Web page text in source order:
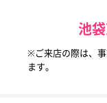
池
※ご来店の際は、
ます。